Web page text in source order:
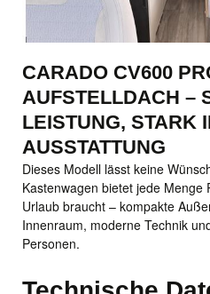
CARADO CV600
AUFSTELLDACH –
LEISTUNG, STARK
AUSSTATTUNG
Dieses Modell lässt keine
Kastenwagen bietet jede Menge
Urlaub braucht – kompakte
Innenraum, moderne Technik
Personen.